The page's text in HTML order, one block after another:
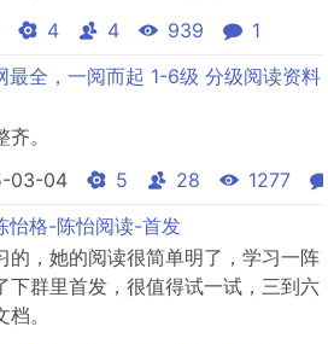
朋友们。“直映认字”把每个汉字都
常见、易记忆的图像，依据儿童右脑
图像记忆功能而创设的认字课程，将
一幅幅生动的、儿童喜闻乐见的卡通
4 4 939 1
最全，一阅而起 1-6级 分级阅读资料
。
03-04 5 28 1277
怡格-陈怡阅读-首发
的，她的阅读很简单明了，学习一阵
下群里首发，很值得试一试，三到六
。